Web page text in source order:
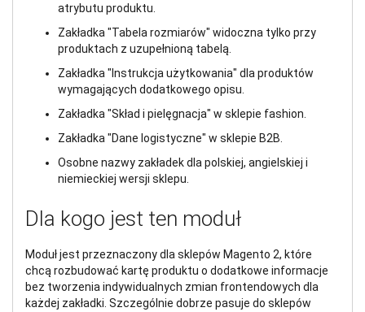
atrybutu produktu.
Zakładka "Tabela rozmiarów" widoczna tylko przy
produktach z uzupełnioną tabelą.
Zakładka "Instrukcja użytkowania" dla produktów
wymagających dodatkowego opisu.
Zakładka "Skład i pielęgnacja" w sklepie fashion.
Zakładka "Dane logistyczne" w sklepie B2B.
Osobne nazwy zakładek dla polskiej, angielskiej i
niemieckiej wersji sklepu.
Dla kogo jest ten moduł
Moduł jest przeznaczony dla sklepów Magento 2, które
chcą rozbudować kartę produktu o dodatkowe informacje
bez tworzenia indywidualnych zmian frontendowych dla
każdej zakładki. Szczególnie dobrze pasuje do sklepów